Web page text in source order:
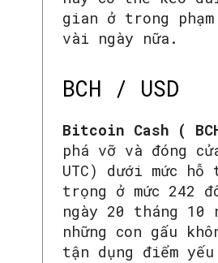
gian ở trong
vài ngày nữa.
BCH / USD
Bitcoin Cash (
phá vỡ và đóng
UTC) dưới mức hỗ
trọng ở mức 242
ngày 20 tháng 10
những con gấu
tận dụng điểm